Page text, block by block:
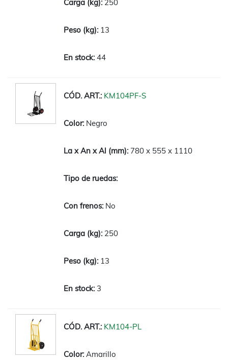
250
13
44
KM104PF-S
Negro
780 x 555 x 1110
No
250
13
3
KM104-PL
Amarillo